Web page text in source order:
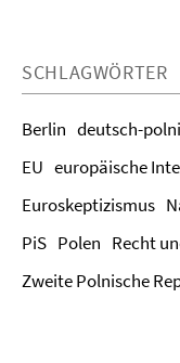
SCHLAGWÖRTER
Berlin deutsch-
EU europäische
Euroskeptizismus
PiS Polen Recht
Zweite Polnische